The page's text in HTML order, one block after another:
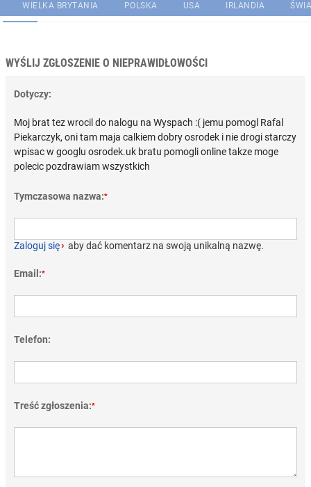
WIELKA BRYTANIA POLSKA USA IRLANDIA
WYŚLIJ ZGŁOSZENIE O NIEPRAWIDŁOWOŚCI
Dotyczy:
Moj brat tez wrocil do nalogu na Wyspach :( jemu pomogl Rafal
Piekarczyk, oni tam maja calkiem dobry osrodek i nie drogi starczy
wpisac w googlu osrodek.uk bratu pomogli online takze moge
polecic pozdrawiam wszystkich
Tymczasowa nazwa:*
Zaloguj się› aby dać komentarz na swoją unikalną nazwę.
Email:*
Telefon:
Treść zgłoszenia:*